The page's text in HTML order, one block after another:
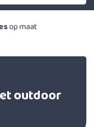
op maat
outdoor